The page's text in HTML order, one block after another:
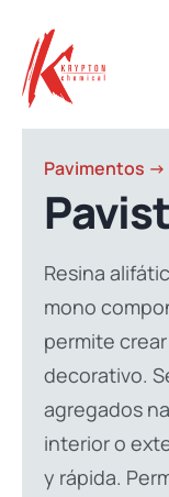
Pavimentos -
Resina
mono
permite
decorativo.
agregados
interior o
y rápida.